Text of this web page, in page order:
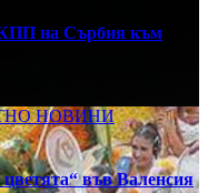
на Сърбия към
НОВИНИ
във Валенсия